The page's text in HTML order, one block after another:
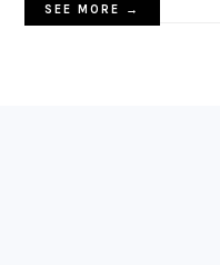
SEE MORE →